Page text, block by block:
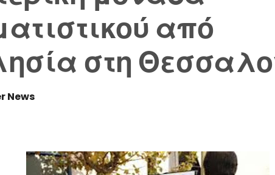
από
στη
News